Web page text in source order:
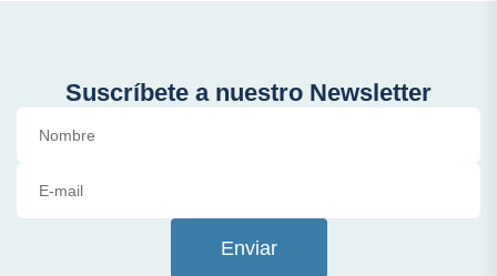
Suscríbete a nuestro Newsletter
Enviar